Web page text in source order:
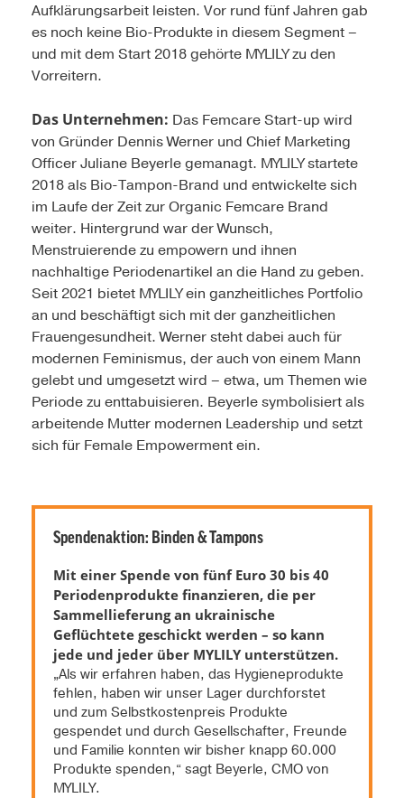
Aufklärungsarbeit leisten. Vor rund fünf Jahren gab
es noch keine Bio-Produkte in diesem Segment –
und mit dem Start 2018 gehörte MYLILY zu den
Vorreitern.
Das Unternehmen: Das Femcare Start-up wird
von Gründer Dennis Werner und Chief Marketing
Officer Juliane Beyerle gemanagt. MYLILY startete
2018 als Bio-Tampon-Brand und entwickelte sich
im Laufe der Zeit zur Organic Femcare Brand
weiter. Hintergrund war der Wunsch,
Menstruierende zu empowern und ihnen
nachhaltige Periodenartikel an die Hand zu geben.
Seit 2021 bietet MYLILY ein ganzheitliches Portfolio
an und beschäftigt sich mit der ganzheitlichen
Frauengesundheit. Werner steht dabei auch für
modernen Feminismus, der auch von einem Mann
gelebt und umgesetzt wird – etwa, um Themen wie
Periode zu enttabuisieren. Beyerle symbolisiert als
arbeitende Mutter modernen Leadership und setzt
sich für Female Empowerment ein.
Spendenaktion: Binden & Tampons
Mit einer Spende von fünf Euro 30 bis 40
Periodenprodukte finanzieren, die per
Sammellieferung an ukrainische
Geflüchtete geschickt werden – so kann
jede und jeder über MYLILY unterstützen.
„Als wir erfahren haben, das Hygieneprodukte
fehlen, haben wir unser Lager durchforstet
und zum Selbstkostenpreis Produkte
gespendet und durch Gesellschafter, Freunde
und Familie konnten wir bisher knapp 60.000
Produkte spenden,“ sagt Beyerle, CMO von
MYLILY.